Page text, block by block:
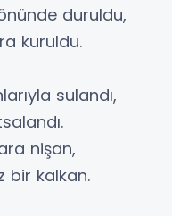
duruldu,
kuruldu.
sulandı,
nişan,
bir kalkan.